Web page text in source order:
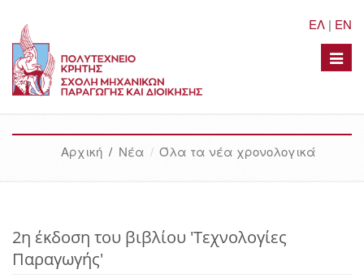
ΕΛ | EN
Toggle
Αρχική/ Νέα Όλα τα νέα χρονολογικά
2η έκδοση του βιβλίου 'Τεχνολογίες
Παραγωγής'